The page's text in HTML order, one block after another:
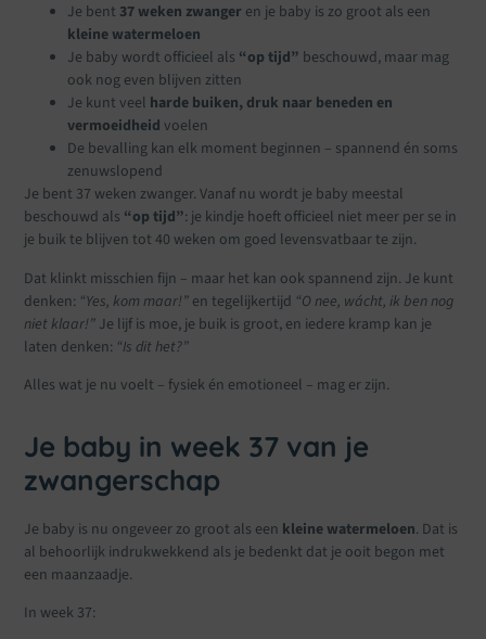
Je bent 37 weken zwanger en je baby is zo groot als een
kleine watermeloen
Je baby wordt officieel als “op tijd” beschouwd, maar mag
ook nog even blijven zitten
Je kunt veel harde buiken, druk naar beneden en
vermoeidheid voelen
De bevalling kan elk moment beginnen – spannend én soms
zenuwslopend
Je bent 37 weken zwanger. Vanaf nu wordt je baby meestal
beschouwd als “op tijd”: je kindje hoeft officieel niet meer per se in
je buik te blijven tot 40 weken om goed levensvatbaar te zijn.
Dat klinkt misschien fijn – maar het kan ook spannend zijn. Je kunt
denken: “Yes, kom maar!” en tegelijkertijd “O nee, wácht, ik ben nog
niet klaar!” Je lijf is moe, je buik is groot, en iedere kramp kan je
laten denken: “Is dit het?”
Alles wat je nu voelt – fysiek én emotioneel – mag er zijn.
Je baby in week 37 van je
zwangerschap
Je baby is nu ongeveer zo groot als een kleine watermeloen. Dat is
al behoorlijk indrukwekkend als je bedenkt dat je ooit begon met
een maanzaadje.
In week 37: